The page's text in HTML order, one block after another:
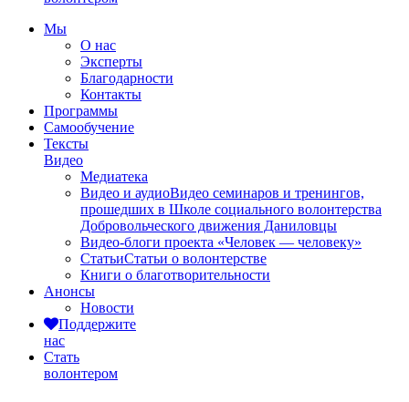
Мы
О нас
Эксперты
Благодарности
Контакты
Программы
Самообучение
Тексты
Видео
Медиатека
Видео и аудиоВидео семинаров и тренингов,
прошедших в Школе социального волонтерства
Добровольческого движения Даниловцы
Видео-блоги проекта «Человек — человеку»
СтатьиСтатьи о волонтерстве
Книги о благотворительности
Анонсы
Новости
Поддержите
нас
Стать
волонтером